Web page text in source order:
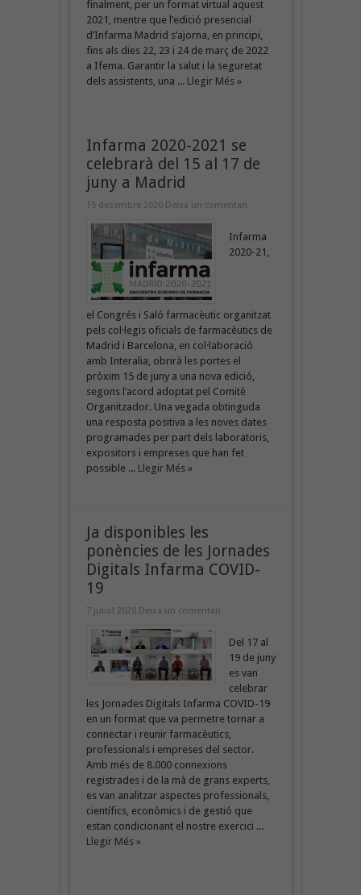
finalment, per un format virtual aquest
2021, mentre que l’edició presencial
d’Infarma Madrid s’ajorna, en principi,
fins als dies 22, 23 i 24 de març de 2022
a Ifema. Garantir la salut i la seguretat
dels assistents, una ... Llegir Més »
Infarma 2020-2021 se
celebrarà del 15 al 17 de
juny a Madrid
15 desembre 2020 Deixa un comentari
Infarma
2020-21,
el Congrés i Saló farmacèutic organitzat
pels col·legis oficials de farmacèutics de
Madrid i Barcelona, en col·laboració
amb Interalia, obrirà les portes el
pròxim 15 de juny a una nova edició,
segons l’acord adoptat pel Comitè
Organitzador. Una vegada obtinguda
una resposta positiva a les noves dates
programades per part dels laboratoris,
expositors i empreses que han fet
possible ... Llegir Més »
Ja disponibles les
ponències de les Jornades
Digitals Infarma COVID-
19
7 juliol 2020 Deixa un comentari
Del 17 al
19 de juny
es van
celebrar
les Jornades Digitals Infarma COVID-19
en un format que va permetre tornar a
connectar i reunir farmacèutics,
professionals i empreses del sector.
Amb més de 8.000 connexions
registrades i de la mà de grans experts,
es van analitzar aspectes professionals,
científics, econòmics i de gestió que
estan condicionant el nostre exercici ...
Llegir Més »